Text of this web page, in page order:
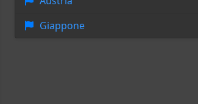
Giappone